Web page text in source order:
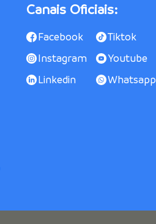
Canais Oficiais:
Facebook
Tiktok
Instagram
Youtube
Linkedin
Whatsapp